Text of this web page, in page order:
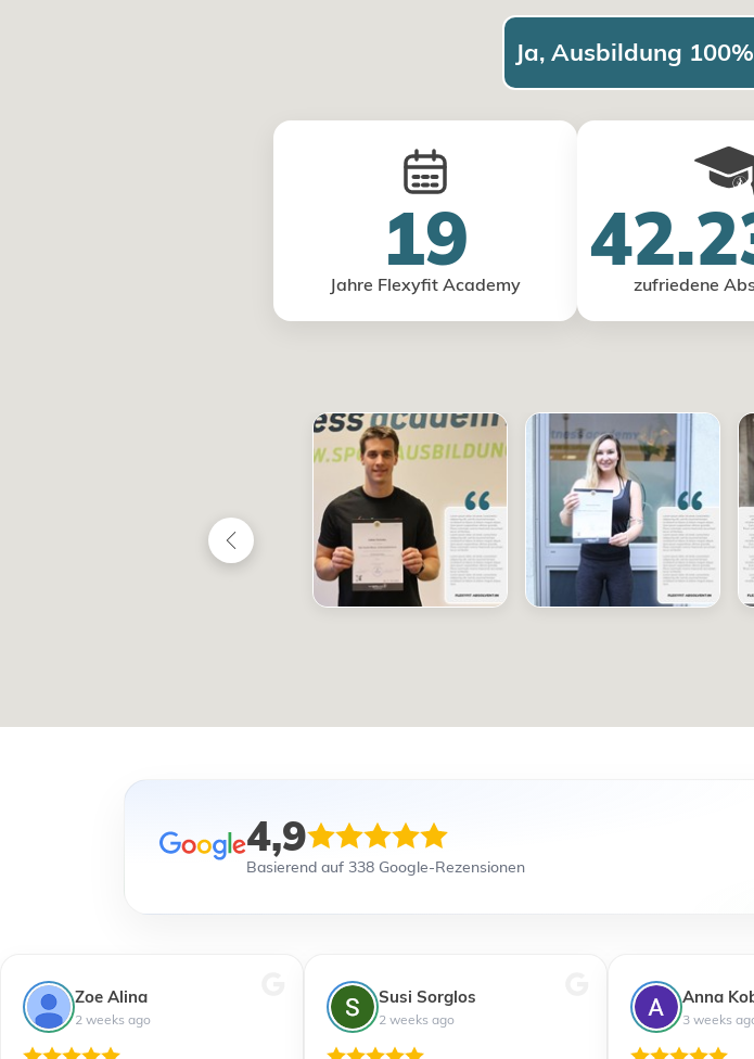
Ja, Ausbildung
19
Jahre Flexyfit Academy zufriedene
4,9
Basierend auf 338 Google-Rezensionen
Zoe Alina
2 weeks ago
Susi Sorglos
2 weeks ago
Anna
3 weeks